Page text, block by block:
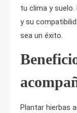
tu clima y
y su
sea un éxito.
Plantar hierbas